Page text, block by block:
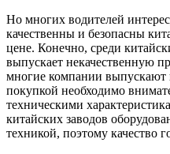
Но многих водителей
качественны и безопасны
цене. Конечно, среди
выпускает некачественную
многие компании выпускают
покупкой необходимо
техническими
китайских заводов
техникой, поэтому качество